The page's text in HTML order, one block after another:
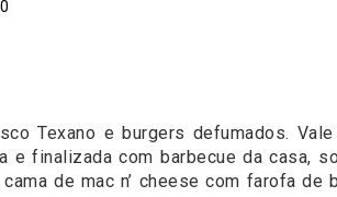
Texano e burgers defumados.
e finalizada com barbecue da casa,
de mac n’ cheese com farofa